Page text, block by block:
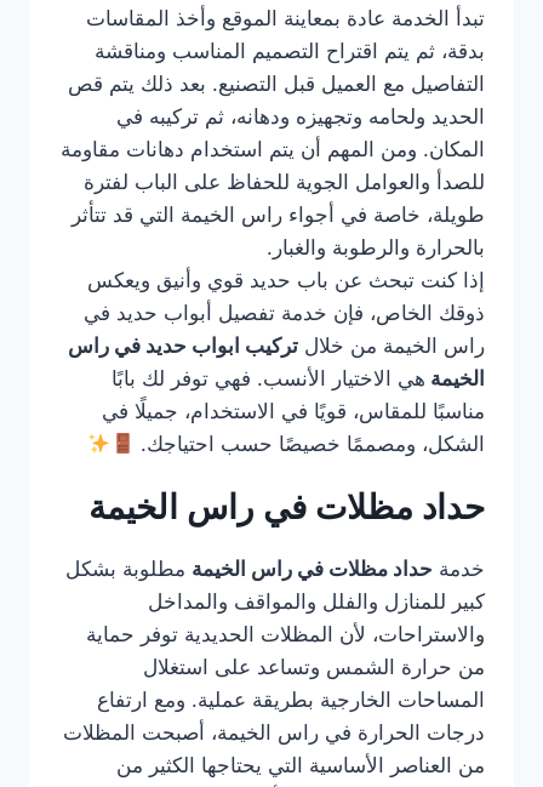
تبدأ الخدمة عادة بمعاينة الموقع وأخذ المقاسات
بدقة، ثم يتم اقتراح التصميم المناسب ومناقشة
التفاصيل مع العميل قبل التصنيع. بعد ذلك يتم قص
الحديد ولحامه وتجهيزه ودهانه، ثم تركيبه في
المكان. ومن المهم أن يتم استخدام دهانات مقاومة
للصدأ والعوامل الجوية للحفاظ على الباب لفترة
طويلة، خاصة في أجواء راس الخيمة التي قد تتأثر
بالحرارة والرطوبة والغبار.
إذا كنت تبحث عن باب حديد قوي وأنيق ويعكس
ذوقك الخاص، فإن خدمة تفصيل أبواب حديد في
راس الخيمة من خلال تركيب ابواب حديد في راس
الخيمة هي الاختيار الأنسب. فهي توفر لك بابًا
مناسبًا للمقاس، قويًا في الاستخدام، جميلًا في
الشكل، ومصممًا خصيصًا حسب احتياجك.
حداد مظلات في راس الخيمة
خدمة حداد مظلات في راس الخيمة مطلوبة بشكل
كبير للمنازل والفلل والمواقف والمداخل
والاستراحات، لأن المظلات الحديدية توفر حماية
من حرارة الشمس وتساعد على استغلال
المساحات الخارجية بطريقة عملية. ومع ارتفاع
درجات الحرارة في راس الخيمة، أصبحت المظلات
من العناصر الأساسية التي يحتاجها الكثير من